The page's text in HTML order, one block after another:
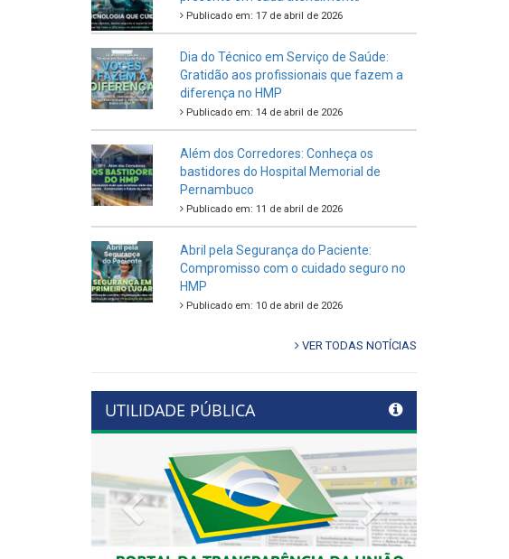
Publicado em: 17 de abril de 2026
Dia do Técnico em Serviço de Saúde:
Gratidão aos profissionais que fazem a
diferença no HMP
Publicado em: 14 de abril de 2026
Além dos Corredores: Conheça os
bastidores do Hospital Memorial de
Pernambuco
Publicado em: 11 de abril de 2026
Abril pela Segurança do Paciente:
Compromisso com o cuidado seguro no
HMP
Publicado em: 10 de abril de 2026
VER TODAS NOTÍCIAS
UTILIDADE PÚBLICA
Previous Next